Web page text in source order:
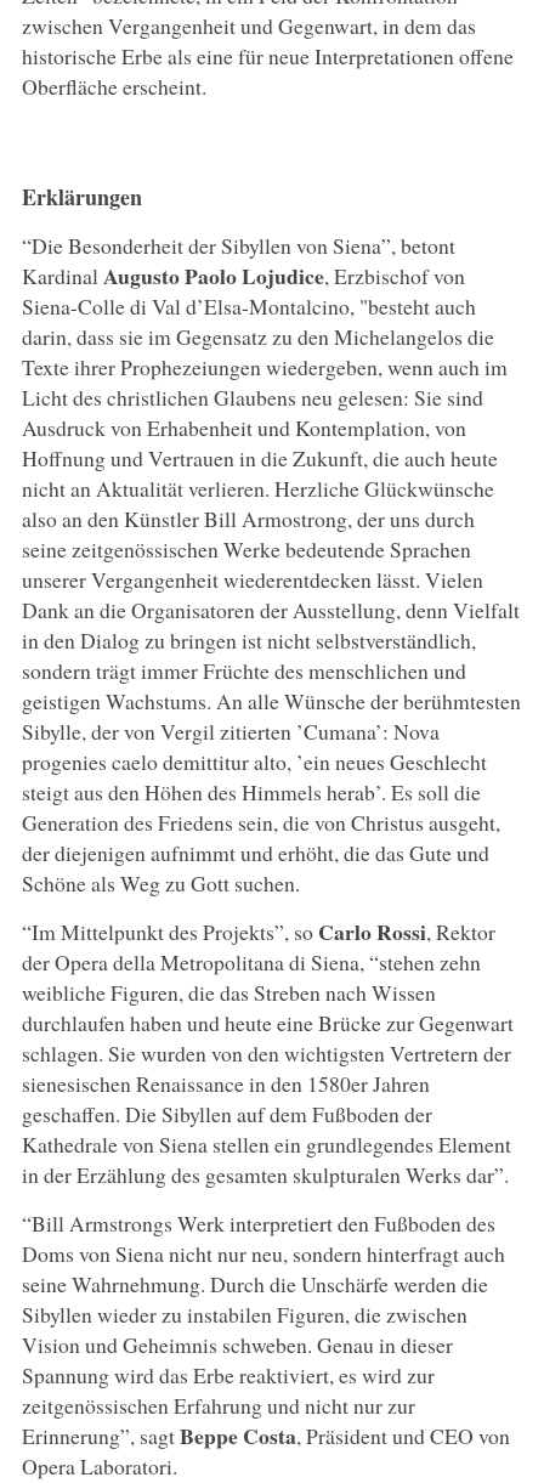
zwischen Vergangenheit und Gegenwart, in dem das
historische Erbe als eine für neue Interpretationen offene
Oberfläche erscheint.
Erklärungen
“Die Besonderheit der Sibyllen von Siena”, betont
KardinalAugusto Paolo Lojudice, Erzbischof von
Siena-Colle di Val d’Elsa-Montalcino, "besteht auch
darin, dass sie im Gegensatz zu den Michelangelos die
Texte ihrer Prophezeiungen wiedergeben, wenn auch im
Licht des christlichen Glaubens neu gelesen: Sie sind
Ausdruck von Erhabenheit und Kontemplation, von
Hoffnung und Vertrauen in die Zukunft, die auch heute
nicht an Aktualität verlieren. Herzliche Glückwünsche
also an den Künstler Bill Armostrong, der uns durch
seine zeitgenössischen Werke bedeutende Sprachen
unserer Vergangenheit wiederentdecken lässt. Vielen
Dank an die Organisatoren der Ausstellung, denn Vielfalt
in den Dialog zu bringen ist nicht selbstverständlich,
sondern trägt immer Früchte des menschlichen und
geistigen Wachstums. An alle Wünsche der berühmtesten
Sibylle, der von Vergil zitierten ’Cumana’: Nova
progenies caelo demittitur alto, ’ein neues Geschlecht
steigt aus den Höhen des Himmels herab’. Es soll die
Generation des Friedens sein, die von Christus ausgeht,
der diejenigen aufnimmt und erhöht, die das Gute und
Schöne als Weg zu Gott suchen.
“Im Mittelpunkt des Projekts”, so Carlo Rossi, Rektor
der Opera della Metropolitana di Siena, “stehen zehn
weibliche Figuren, die das Streben nach Wissen
durchlaufen haben und heute eine Brücke zur Gegenwart
schlagen. Sie wurden von den wichtigsten Vertretern der
sienesischen Renaissance in den 1580er Jahren
geschaffen. Die Sibyllen auf dem Fußboden der
Kathedrale von Siena stellen ein grundlegendes Element
in der Erzählung des gesamten skulpturalen Werks dar”.
“Bill Armstrongs Werk interpretiert den Fußboden des
Doms von Siena nicht nur neu, sondern hinterfragt auch
seine Wahrnehmung. Durch die Unschärfe werden die
Sibyllen wieder zu instabilen Figuren, die zwischen
Vision und Geheimnis schweben. Genau in dieser
Spannung wird das Erbe reaktiviert, es wird zur
zeitgenössischen Erfahrung und nicht nur zur
Erinnerung”, sagtBeppe Costa, Präsident und CEO von
Opera Laboratori.